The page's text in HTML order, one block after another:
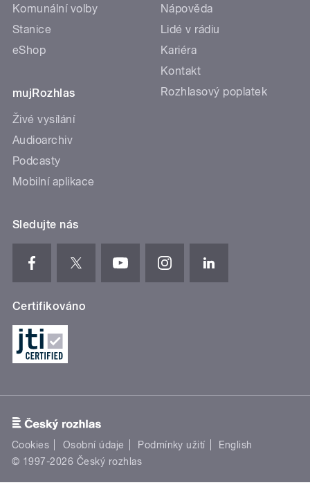
Komunální volby
Stanice
eShop
mujRozhlas
Živé vysílání
Audioarchiv
Podcasty
Mobilní aplikace
Nápověda
Lidé v rádiu
Kariéra
Kontakt
Rozhlasový poplatek
Sledujte nás
Certifikováno
Cookies Osobní údaje Podmínky užití
English
© 1997-2026 Český rozhlas